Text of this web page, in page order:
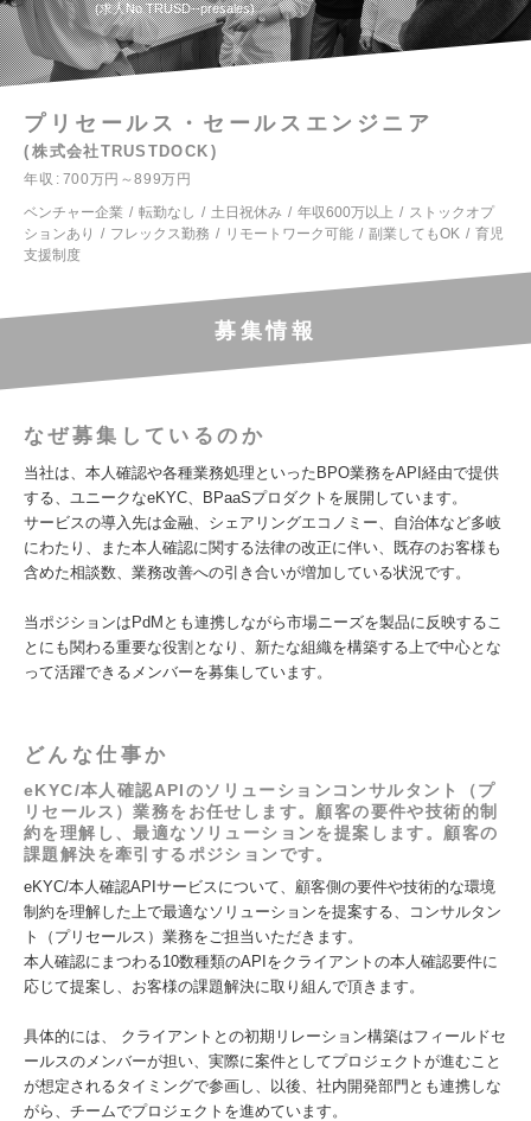
求人No.TRUSD--presales
プリセールス・セールスエンジニア
株式会社TRUSTDOCK
年収
700万円～899万円
ベンチャー企業
転勤なし 土日祝休み 年収600万以上
ストックオプ
ションあり
フレックス勤務 リモートワーク可能 副業してもOK
育児
支援制度
募集情報
なぜ募集しているのか
当社は、本人確認や各種業務処理といったBPO業務をAPI経由で提供
する、ユニークなeKYC、BPaaSプロダクトを展開しています。
サービスの導入先は金融、シェアリングエコノミー、自治体など多岐
にわたり、また本人確認に関する法律の改正に伴い、既存のお客様も
含めた相談数、業務改善への引き合いが増加している状況です。
当ポジションはPdMとも連携しながら市場ニーズを製品に反映するこ
とにも関わる重要な役割となり、新たな組織を構築する上で中心とな
って活躍できるメンバーを募集しています。
どんな仕事か
eKYC/本人確認APIのソリューションコンサルタント（プ
リセールス）業務をお任せします。顧客の要件や技術的制
約を理解し、最適なソリューションを提案します。顧客の
課題解決を牽引するポジションです。
eKYC/本人確認APIサービスについて、顧客側の要件や技術的な環境
制約を理解した上で最適なソリューションを提案する、コンサルタン
ト（プリセールス）業務をご担当いただきます。
本人確認にまつわる10数種類のAPIをクライアントの本人確認要件に
応じて提案し、お客様の課題解決に取り組んで頂きます。
具体的には、 クライアントとの初期リレーション構築はフィールドセ
ールスのメンバーが担い、実際に案件としてプロジェクトが進むこと
が想定されるタイミングで参画し、以後、社内開発部門とも連携しな
がら、チームでプロジェクトを進めています。